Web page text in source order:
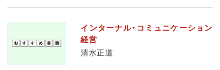
インターナル・コミュニケーション
経営
清水正道